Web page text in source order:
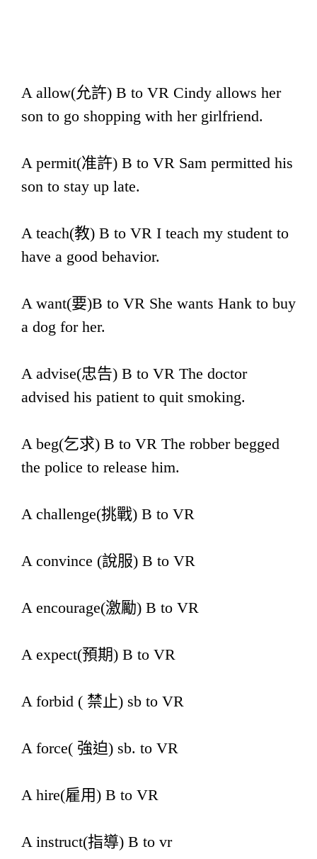
A allow(允許) B to VR Cindy allows her
son to go shopping with her girlfriend.
A permit(准許) B to VR Sam permitted his
son to stay up late.
A teach(教) B to VR I teach my student to
have a good behavior.
A want(要)B to VR She wants Hank to buy
a dog for her.
A advise(忠告) B to VR The doctor
advised his patient to quit smoking.
A beg(乞求) B to VR The robber begged
the police to release him.
A challenge(挑戰) B to VR
A convince (說服) B to VR
A encourage(激勵) B to VR
A expect(預期) B to VR
A forbid ( 禁止) sb to VR
A force( 強迫) sb. to VR
A hire(雇用) B to VR
A instruct(指導) B to vr